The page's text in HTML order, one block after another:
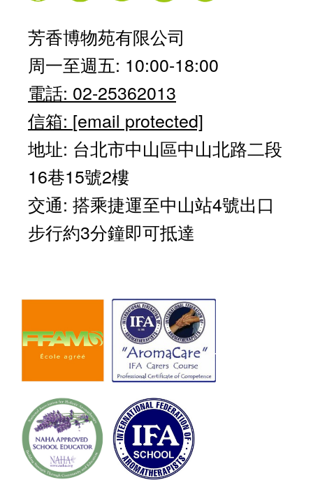
芳香博物苑有限公司
周一至週五: 10:00-18:00
電話: 02-25362013
信箱: [email protected]
地址: 台北市中山區中山北路二段
16巷15號2樓
交通: 搭乘捷運至中山站4號出口
步行約3分鐘即可抵達